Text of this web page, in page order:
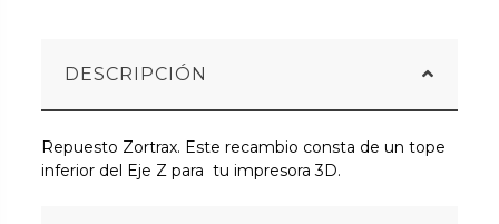
DESCRIPCIÓN
Repuesto Zortrax. Este recambio consta de un tope
inferior del Eje Z para tu impresora 3D.